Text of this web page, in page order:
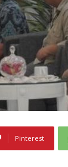
Pinterest